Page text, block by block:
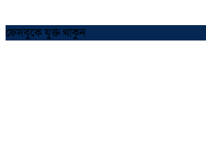
ফেসবুকে যুক্ত থাকুন